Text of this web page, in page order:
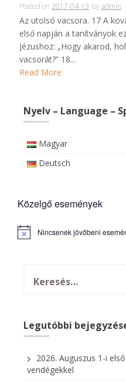
Posted on 2017-04-13 byadmin
Az utolsó vacsora. 17 A
első napján a tanítványok
Jézushoz: „Hogy akarod,
vacsorát?” 18...
Read More
Nyelv – Language –
Magyar
Deutsch
Közelgő események
N
Nincsenek jövőbeni
Legutóbbi
2026. Auguszus 1-i
vendégekkel